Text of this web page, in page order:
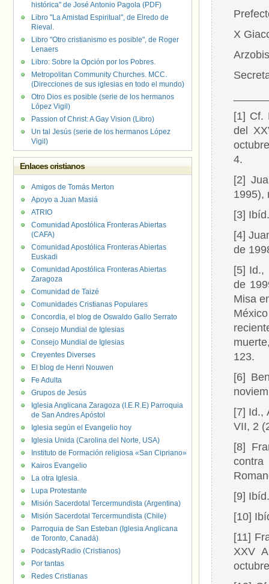
X
[1] Cf.
del
4.
[2]
1995),
[3]
[4]
de
[5] Id.,
de
Misa
123.
[6]
[7] Id.,
VII, 2
[8]
contra
[9] Ibíd.
[10]
[11]
XXV
histórica" de José Antonio Pagola (PDF)
Libro "La Amistad Espiritual", de Elredo de
Rieval.
Libro "Otro cristianismo es posible", de Roger
Lenaers
Libro: Sobre la Opción por los Pobres.
Metropolitan Community Churches. MCC.
(Direcciones de sus iglesias en todo el mundo)
Otro Dios es posible (serie de los hermanos
López Vigil)
Passion of Christ: A Gay Vision (Libro)
Un tal Jesús (serie de los hermanos López
Vigil)
Enlaces cristianos
Amigos de Tomás Merton
Apoyo a Juan Masiá
ATRIO
Comunidad Apostólica Fronteras Abiertas
(CAFA)
Comunidad Apostólica Fronteras Abiertas
Euskadi
Comunidad Apostólica Fronteras Abiertas
Zaragoza
Comunidad de Taizé
Comunidades Cristianas Populares
Concordia, el blog de Oswaldo Gallo Serrato
Consejo Mundial de Iglesias
Consejo Mundial de Iglesias
Creyentes Diverses
El blog de Henri Nouwen
Fe Adulta
Grupos de Jesús
Iglesia Anglicana Zaragoza (I.E.R.E) Parroquia
de San Andres Apóstol
Iglesia según el Evangelio hoy
Iglesia Unida (Carolina del Norte, USA)
Instituto de Formación religiosa «San Cipriano»
Kairos Evangelio
La otra Iglesia.
Lupa Protestante
Misión Sacerdotal Tercermundista (Argentina)
Misión Sacerdotal Tercermundista (Chile)
Parroquia de San Esteban (Iglesia Anglicana
de Toronto, Canadá)
PodcastyRadio (Cristianos)
Por tantas
Redes Cristianas